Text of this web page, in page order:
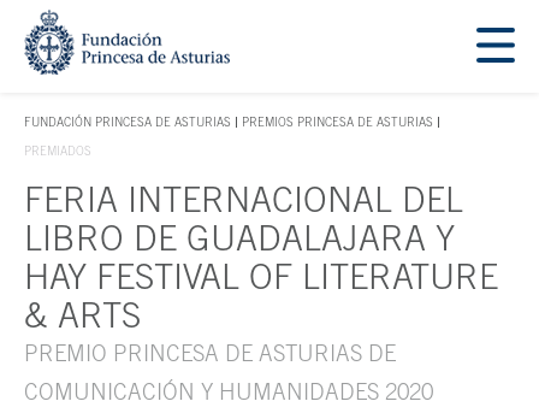
Saltar navegación. Ir directamente al contenido principal
FUNDACIÓN PRINCESA DE ASTURIAS
TECLA DE ACCESO 1
PREMIOS PRINCESA DE ASTURIAS
PREMIADOS
Contenido principal
FERIA INTERNACIONAL DEL
LIBRO DE GUADALAJARA Y
HAY FESTIVAL OF LITERATURE
& ARTS
PREMIO PRINCESA DE ASTURIAS DE
COMUNICACIÓN Y HUMANIDADES 2020